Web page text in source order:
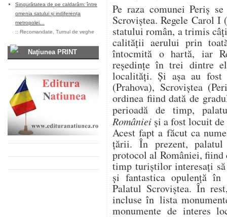
Singurătatea de pe caldarâm: între
omenia satului și indiferența
metropolei…
:: Recomandate Turnul de veghe
Naţiunea PRINT
Pe raza comunei Periș
Scroviștea. Regele Carol I
statului român, a trimis
calității aerului prin
întocmită o hartă, iar
reședințe în trei dintre
localități. Și așa au fost
(Prahova), Scroviștea
ordinea fiind dată de
perioadă de timp,
României și a fost locuit
Acest fapt a făcut ca
țării. În prezent,
protocol al României, fiind
timp turiștilor interesați
și fantastica opulență în
Palatul Scroviștea. În
incluse în lista
monumente de interes